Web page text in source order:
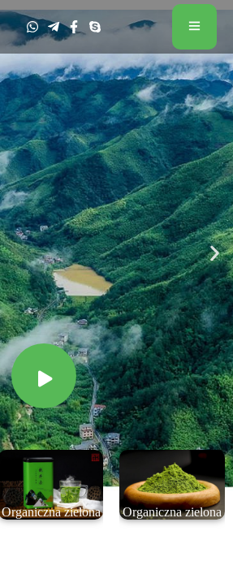
Organiczna zielona
Organiczna zielona